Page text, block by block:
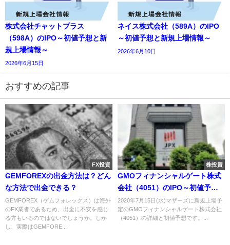
株式会社チャットプラス
（598A）のIPO～初値予想と新
規上場情報～
2026年6月15日
ネイス株式会社（589A）のIPO
～初値予想と新規上場情報～
2026年6月10日
おすすめの記事
FX投資
GEMFOREXの出金方法は？どん
な方法で出金できる？
GEMFOREX（ゲムフォレックス）は海外
のFX業者であるため、出金に不安を感じ
る方もいるのではないでしょうか。しか
し、実際はGEMFORE...
株投資
GMOフィナンシャルゲート株式
会社（4051）のIPO～初値予想
と新規上場情報～
2020年7月15日(水)マザーズに新規上場予
定のGMOフィナンシャルゲート株式会社
（4051）の詳細と初値予想です。...